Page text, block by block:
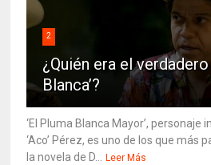
2
¿Quién era el verdadero
Blanca’?
‘El Pluma Blanca Mayor’,
‘Aco’ Pérez, es uno de los que más
la novela de D... Leer Más